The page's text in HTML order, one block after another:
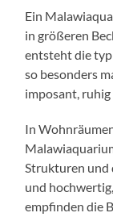
Ein
in größeren
entsteht die
so besonders
imposant,
In
Strukturen und
und
empfinden die